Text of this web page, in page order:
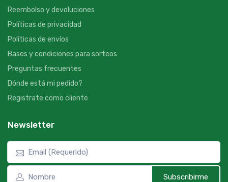
Reembolso y devoluciones
Políticas de privacidad
Políticas de envíos
Bases y condiciones para sorteos
Preguntas frecuentes
Dónde está mi pedido?
Registrate como cliente
Newsletter
Subscribirme